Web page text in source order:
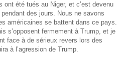
ont été tués au Niger, et c’est devenu
des jours. Nous ne savons
américaines se battent dans ce pays.
s’opposent fermement à Trump, et je
face à de sérieux revers lors des
à l’agression de Trump.